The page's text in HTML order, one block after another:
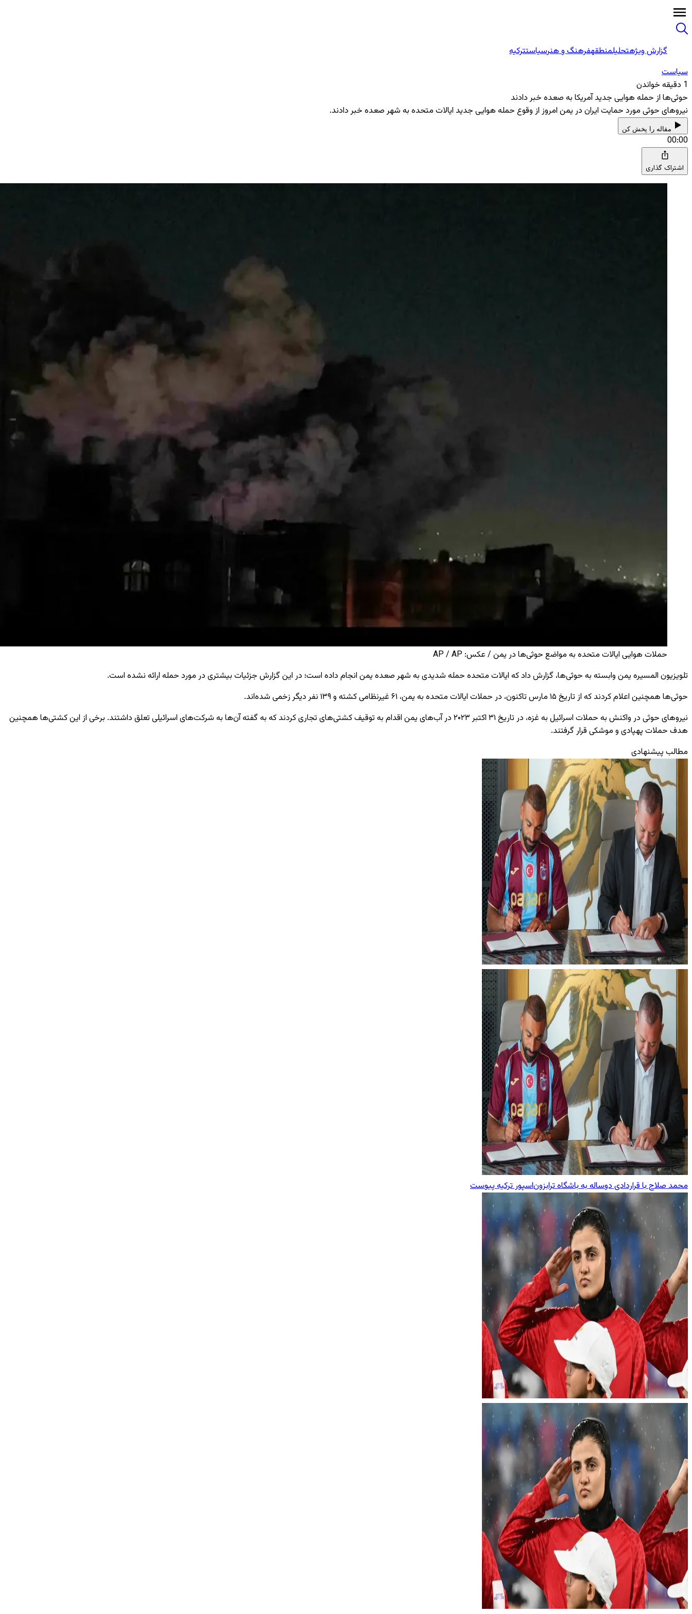
گزارش ویژهتحلیلمنطقهفرهنگ و هنرسیاستترکیه
سیاست
1 دقیقه خواندن
حوثی‌ها از حمله هوایی جدید آمریکا به صعده خبر دادند
نیروهای حوثی مورد حمایت ایران در یمن امروز از وقوع حمله هوایی جدید ایالات متحده به شهر صعده خبر دادند.
مقاله را پخش کن
00:00
اشتراک گذاری
حملات هوایی ایالات متحده به مواضع حوثی‌ها در یمن / عکس: AP / AP
تلویزیون المسیره یمن وابسته به حوثی‌ها، گزارش داد که ایالات متحده حمله شدیدی به شهر صعده یمن انجام داده است؛ در این گزارش جزئیات بیشتری در مورد حمله ارائه نشده است.
حوثی‌ها همچنین اعلام کردند که از تاریخ ۱۵ مارس تاکنون، در حملات ایالات متحده به یمن، ۶۱ غیرنظامی کشته و ۱۳۹ نفر دیگر زخمی شده‌اند.
نیروهای حوثی در واکنش به حملات اسرائیل به غزه، در تاریخ ۳۱ اکتبر ۲۰۲۳ در آب‌های یمن اقدام به توقیف کشتی‌های تجاری کردند که به گفته آن‌ها به شرکت‌های اسرائیلی تعلق داشتند. برخی از این کشتی‌ها همچنین
هدف حملات پهپادی و موشکی قرار گرفتند.
مطالب پیشنهادی
محمد صلاح با قراردادی دوساله به باشگاه ترابزون‌اسپور ترکیه پیوست